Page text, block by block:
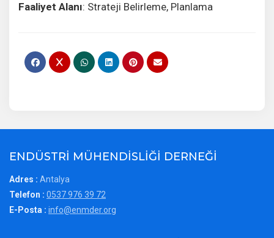
Faaliyet Alanı: Strateji Belirleme, Planlama
ENDÜSTRİ MÜHENDİSLİĞİ DERNEĞİ
Adres : Antalya
Telefon : 0537 976 39 72
E-Posta : info@enmder.org